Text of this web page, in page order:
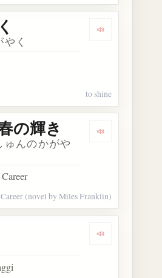
Dengarkan
く
to shine
シア輝石 Dengarkan
の輝き
ゅんのかがや
(novel by Miles Franklin)
火輝石 Dengarkan